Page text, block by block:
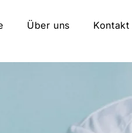
Über uns Kontakt